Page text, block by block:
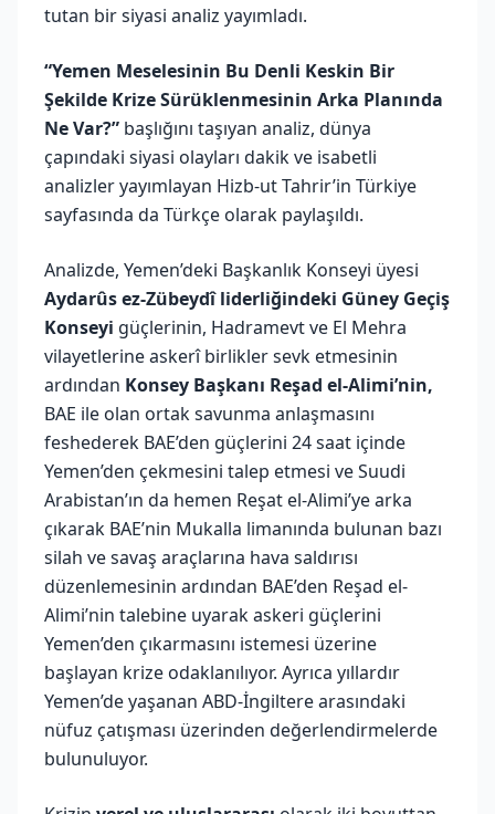
tutan bir siyasi analiz yayımladı.
“Yemen Meselesinin Bu Denli Keskin Bir
Şekilde Krize Sürüklenmesinin Arka Planında
Ne Var?” başlığını taşıyan analiz, dünya
çapındaki siyasi olayları dakik ve isabetli
analizler yayımlayan Hizb-ut Tahrir’in Türkiye
sayfasında da Türkçe olarak paylaşıldı.
Analizde, Yemen’deki Başkanlık Konseyi üyesi
Aydarûs ez-Zübeydî liderliğindeki Güney Geçiş
Konseyi güçlerinin, Hadramevt ve El Mehra
vilayetlerine askerî birlikler sevk etmesinin
ardından Konsey Başkanı Reşad el-Alimi’nin,
BAE ile olan ortak savunma anlaşmasını
feshederek BAE’den güçlerini 24 saat içinde
Yemen’den çekmesini talep etmesi ve Suudi
Arabistan’ın da hemen Reşat el-Alimi’ye arka
çıkarak BAE’nin Mukalla limanında bulunan bazı
silah ve savaş araçlarına hava saldırısı
düzenlemesinin ardından BAE’den Reşad el-
Alimi’nin talebine uyarak askeri güçlerini
Yemen’den çıkarmasını istemesi üzerine
başlayan krize odaklanılıyor. Ayrıca yıllardır
Yemen’de yaşanan ABD-İngiltere arasındaki
nüfuz çatışması üzerinden değerlendirmelerde
bulunuluyor.